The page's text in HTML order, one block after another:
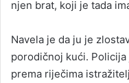
njen brat, koji je tada
Navela je da ju je
porodičnoj kući. Policija
prema riječima